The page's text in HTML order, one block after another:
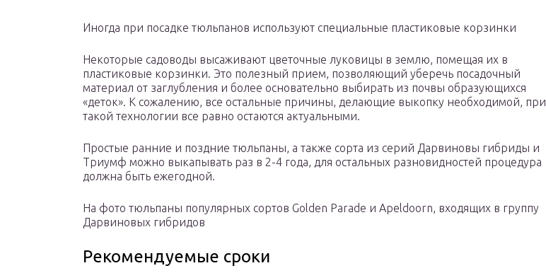
Иногда при посадке тюльпанов используют специальные пластиковые корзинки
Некоторые садоводы высаживают цветочные луковицы в землю, помещая их в
пластиковые корзинки. Это полезный прием, позволяющий уберечь посадочный
материал от заглубления и более основательно выбирать из почвы образующихся
«деток». К сожалению, все остальные причины, делающие выкопку необходимой, при
такой технологии все равно остаются актуальными.
Простые ранние и поздние тюльпаны, а также сорта из серий Дарвиновы гибриды и
Триумф можно выкапывать раз в 2-4 года, для остальных разновидностей процедура
должна быть ежегодной.
На фото тюльпаны популярных сортов Golden Parade и Apeldoorn, входящих в группу
Дарвиновых гибридов
Рекомендуемые сроки